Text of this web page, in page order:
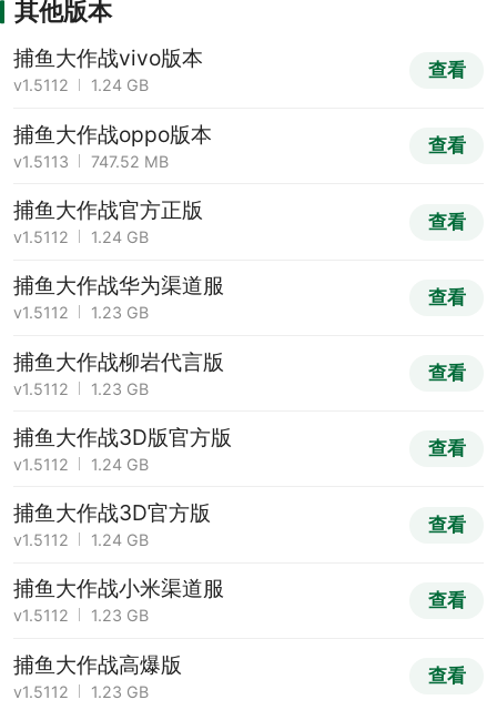
其他版本
捕鱼大作战vivo版本
v1.5112 1.24 GB
查看
捕鱼大作战oppo版本
v1.5113 747.52 MB
查看
捕鱼大作战官方正版
v1.5112 1.24 GB
查看
捕鱼大作战华为渠道服
v1.5112 1.23 GB
查看
捕鱼大作战柳岩代言版
v1.5112 1.23 GB
查看
捕鱼大作战3D版官方版
v1.5112 1.24 GB
查看
捕鱼大作战3D官方版
v1.5112 1.24 GB
查看
捕鱼大作战小米渠道服
v1.5112 1.23 GB
查看
捕鱼大作战高爆版
v1.5112 1.23 GB
查看